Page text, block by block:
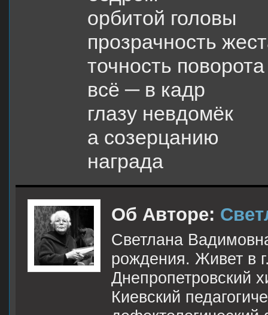
орбитой головы
прозрачность
точность поворота
всё ─ в кадр
глазу невдомёк
а созерцанию
награда
Об Авторе:
Светлана
рождения. Живет в
Днепропетровский
Киевский